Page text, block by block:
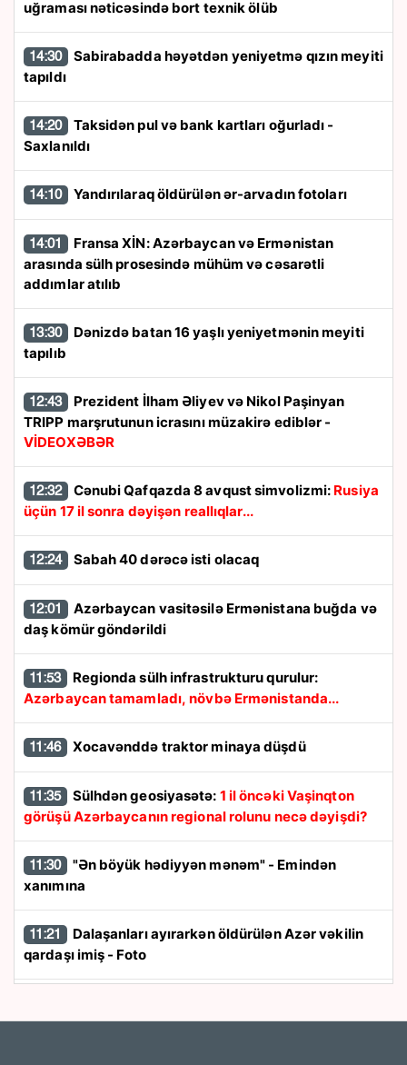
uğraması nəticəsində bort texnik ölüb
14:30
tapıldı
14:20
Saxlanıldı
14:10 Yandırılaraq öldürülən ər-arvadın fotoları
14:01
arasında sülh prosesində mühüm və cəsarətli
addımlar atılıb
13:30
tapılıb
12:43
TRIPP marşrutunun icrasını müzakirə ediblər -
VİDEOXƏBƏR
12:32 Cənubi Qafqazda 8 avqust simvolizmi: Rusiya
üçün 17 il sonra dəyişən reallıqlar...
12:24 Sabah 40 dərəcə isti olacaq
12:01
daş kömür göndərildi
11:53
Regionda sülh infrastrukturu qurulur:
Azərbaycan tamamladı, növbə Ermənistanda...
11:46 Xocavənddə traktor minaya düşdü
11:35 Sülhdən geosiyasətə: 1 il öncəki Vaşinqton
görüşü Azərbaycanın regional rolunu necə dəyişdi?
11:30
xanımına
11:21
qardaşı imiş - Foto